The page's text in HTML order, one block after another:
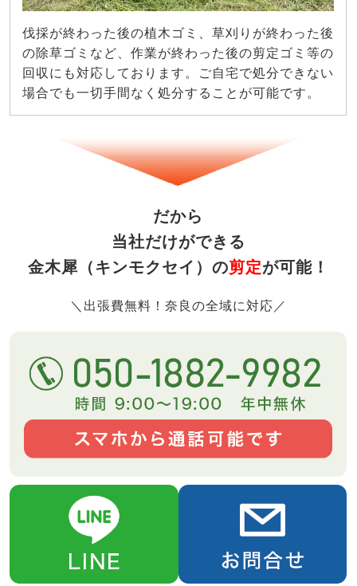
伐採が終わった後の植木ゴミ、草刈りが終わった後
の除草ゴミなど、作業が終わった後の剪定ゴミ等の
回収にも対応しております。ご自宅で処分できない
場合でも一切手間なく処分することが可能です。
だから
当社だけができる
金木犀（キンモクセイ）の剪定が可能！
＼出張費無料！奈良の全域に対応／